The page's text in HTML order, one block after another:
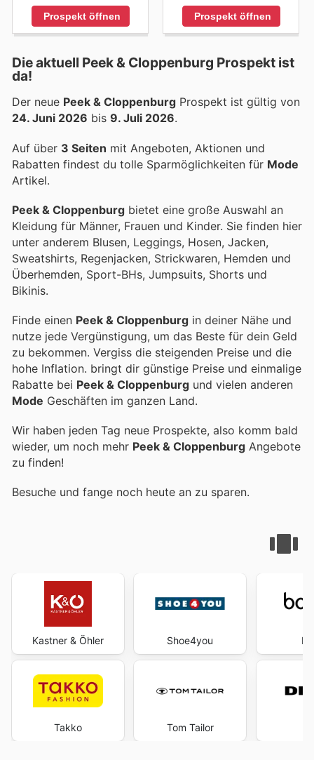
Prospekt öffnen Prospekt öffnen
Die aktuell Peek & Cloppenburg Prospekt ist
da!
Der neue Peek & Cloppenburg Prospekt ist gültig von
24. Juni 2026 bis 9. Juli 2026.
Auf über 3 Seiten mit Angeboten, Aktionen und
Rabatten findest du tolle Sparmöglichkeiten für Mode
Artikel.
Peek & Cloppenburg bietet eine große Auswahl an
Kleidung für Männer, Frauen und Kinder. Sie finden hier
unter anderem Blusen, Leggings, Hosen, Jacken,
Sweatshirts, Regenjacken, Strickwaren, Hemden und
Überhemden, Sport-BHs, Jumpsuits, Shorts und
Bikinis.
Finde einen Peek & Cloppenburg in deiner Nähe und
nutze jede Vergünstigung, um das Beste für dein Geld
zu bekommen. Vergiss die steigenden Preise und die
hohe Inflation. bringt dir günstige Preise und einmalige
Rabatte bei Peek & Cloppenburg und vielen anderen
Mode Geschäften im ganzen Land.
Wir haben jeden Tag neue Prospekte, also komm bald
wieder, um noch mehr Peek & Cloppenburg Angebote
zu finden!
Besuche und fange noch heute an zu sparen.
Kastner & Öhler
Takko
Shoe4you
Tom Tailor